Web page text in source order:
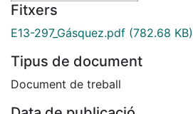
Fitxers
E13-297_Gásquez.pdf (782.68 KB)
Tipus de document
Document de treball